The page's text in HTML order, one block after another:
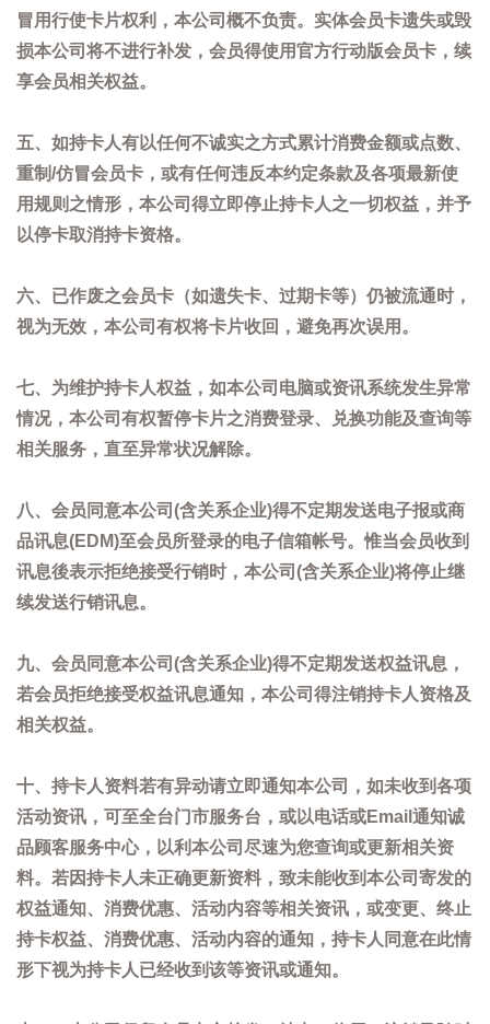
冒用行使卡片权利，本公司概不负责。实体会员卡遗失或毁
损本公司将不进行补发，会员得使用官方行动版会员卡，续
享会员相关权益。
五、如持卡人有以任何不诚实之方式累计消费金额或点数、
重制/仿冒会员卡，或有任何违反本约定条款及各项最新使
用规则之情形，本公司得立即停止持卡人之一切权益，并予
以停卡取消持卡资格。
六、已作废之会员卡（如遗失卡、过期卡等）仍被流通时，
视为无效，本公司有权将卡片收回，避免再次误用。
七、为维护持卡人权益，如本公司电脑或资讯系统发生异常
情况，本公司有权暂停卡片之消费登录、兑换功能及查询等
相关服务，直至异常状况解除。
八、会员同意本公司(含关系企业)得不定期发送电子报或商
品讯息(EDM)至会员所登录的电子信箱帐号。惟当会员收到
讯息後表示拒绝接受行销时，本公司(含关系企业)将停止继
续发送行销讯息。
九、会员同意本公司(含关系企业)得不定期发送权益讯息，
若会员拒绝接受权益讯息通知，本公司得注销持卡人资格及
相关权益。
十、持卡人资料若有异动请立即通知本公司，如未收到各项
活动资讯，可至全台门市服务台，或以电话或Email通知诚
品顾客服务中心，以利本公司尽速为您查询或更新相关资
料。若因持卡人未正确更新资料，致未能收到本公司寄发的
权益通知、消费优惠、活动内容等相关资讯，或变更、终止
持卡权益、消费优惠、活动内容的通知，持卡人同意在此情
形下视为持卡人已经收到该等资讯或通知。